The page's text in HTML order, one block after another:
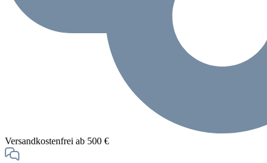
Versandkostenfrei ab 500 €